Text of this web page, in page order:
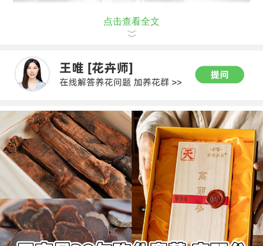
点击查看全文